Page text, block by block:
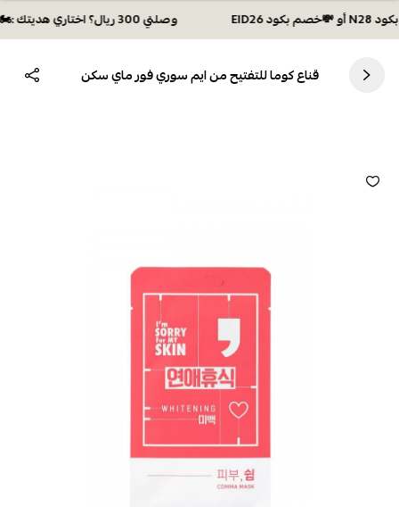
وصلتي 300 ريال؟ اختاري هديتك :🏍 شحن مجاني بكود N28 أو 💸خصم بكود EID26
قناع كوما للتفتيح من ايم سوري فور ماي سكن